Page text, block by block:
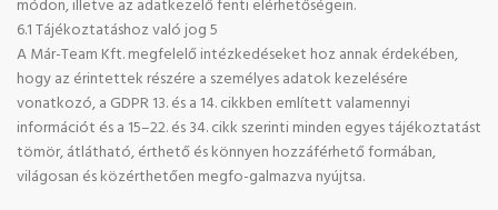
módon, illetve az adatkezelő fenti elérhetőségein.
6.1 Tájékoztatáshoz való jog 5
A Már-Team Kft. megfelelő intézkedéseket hoz annak érdekében,
hogy az érintettek részére a személyes adatok kezelésére
vonatkozó, a GDPR 13. és a 14. cikkben említett valamennyi
információt és a 15–22. és 34. cikk szerinti minden egyes tájékoztatást
tömör, átlátható, érthető és könnyen hozzáférhető formában,
világosan és közérthetően megfo-galmazva nyújtsa.